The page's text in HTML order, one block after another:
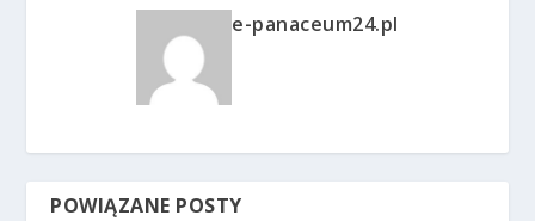
e-panaceum24.pl
POWIĄZANE POSTY